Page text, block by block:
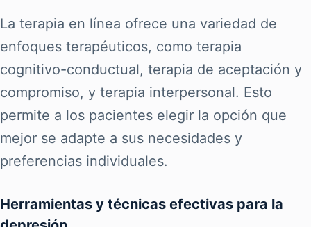
La terapia en línea ofrece una variedad de
enfoques terapéuticos, como terapia
cognitivo-conductual, terapia de aceptación y
compromiso, y terapia interpersonal. Esto
permite a los pacientes elegir la opción que
mejor se adapte a sus necesidades y
preferencias individuales.
Herramientas y técnicas efectivas para la